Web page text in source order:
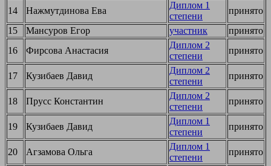
14 Нажмутдинова Ева
Диплом 1
степени
принято
15
Мансуров Егор участник
принято
16
Фирсова Анастасия
Диплом 2
степени
принято
17 Кузибаев Давид
Диплом 2
степени
принято
18 Прусс Константин
Диплом 2
степени
принято
19 Кузибаев Давид
Диплом 1
степени
принято
20 Агзамова Ольга
Диплом 1
степени
принято